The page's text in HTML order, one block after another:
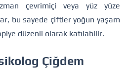
çevrimiçi veya yüz yüze
bu sayede çiftler yoğun yaşam
düzenli olarak katılabilir.
Çiğdem